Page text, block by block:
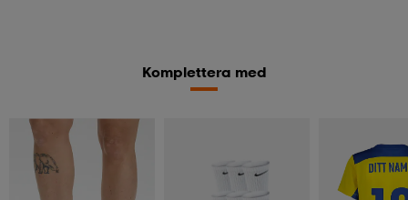
Komplettera med